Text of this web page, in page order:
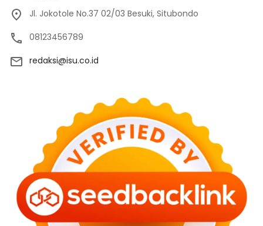
Jl. Jokotole No.37 02/03 Besuki, Situbondo
08123456789
redaksi@isu.co.id